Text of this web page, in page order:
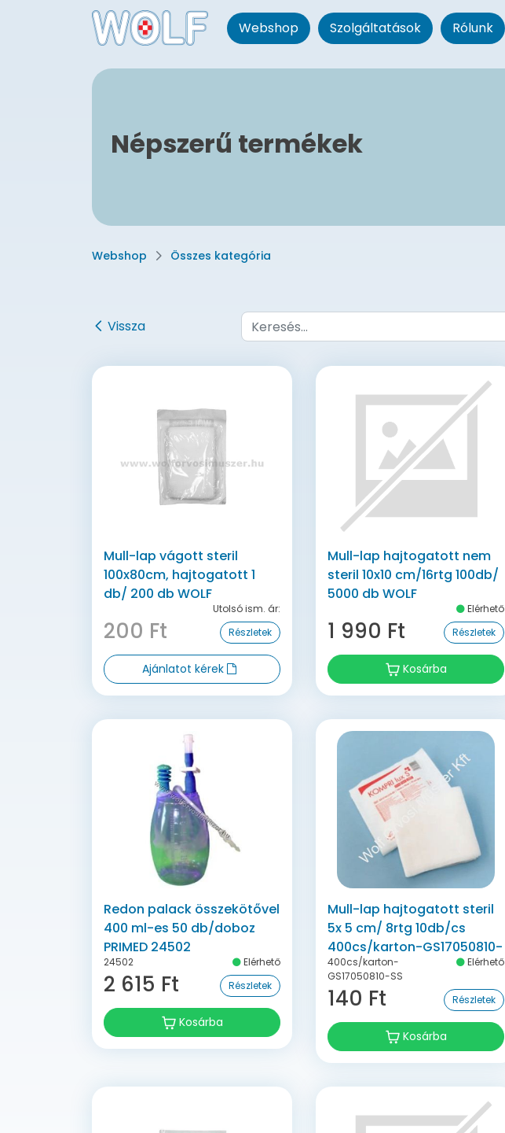
Webshop Szolgáltatások Rólunk
Népszerű termékek
Webshop Összes kategória
Vissza
Mull-lap vágott steril
100x80cm, hajtogatott 1
db/ 200 db WOLF
Utolsó ism. ár:
200 Ft Részletek
Ajánlatot kérek
Mull-lap hajtogatott nem
steril 10x10 cm/16rtg 100db/
5000 db WOLF
Elérhető
1 990 Ft Részletek
Kosárba
Redon palack összekötővel
400 ml-es 50 db/doboz
PRIMED 24502
24502 Elérhető
2 615 Ft Részletek
Kosárba
Mull-lap hajtogatott steril
5x 5 cm/ 8rtg 10db/cs
400cs/karton-GS17050810-
SS
400cs/karton-
GS17050810-SS
Elérhető
140 Ft Részletek
Kosárba